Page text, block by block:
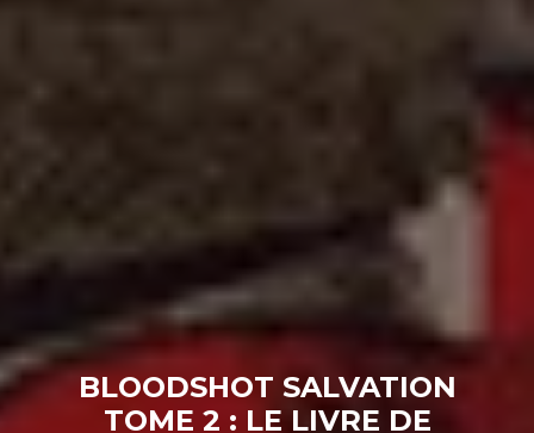
BLOODSHOT SALVATION
TOME 2 : LE LIVRE DE